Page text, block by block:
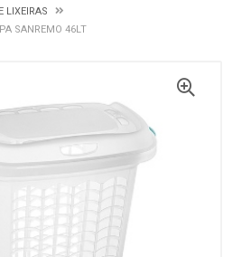
LIXEIRAS
SANREMO 46LT